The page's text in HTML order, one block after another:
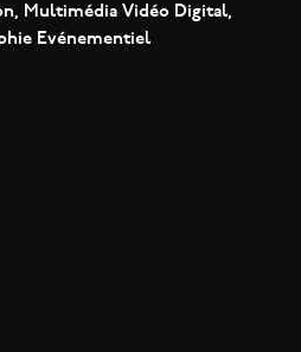
, Multimédia Vidéo Digital,
Evénementiel